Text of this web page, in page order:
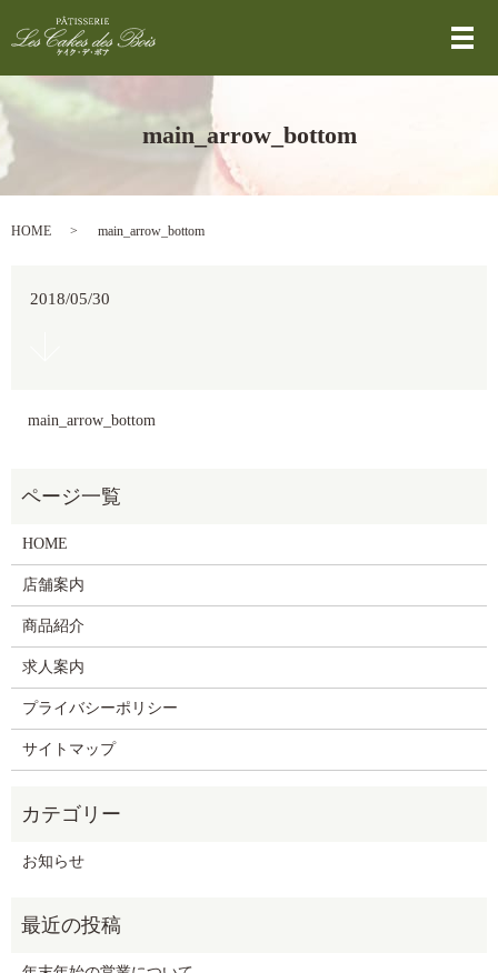
メ
main_arrow_bottom
HOME main_arrow_bottom
2018/05/30
main_arrow_bottom
HOME
店舗案内
商品紹介
求人案内
プライバシーポリシー
サイトマップ
お知らせ